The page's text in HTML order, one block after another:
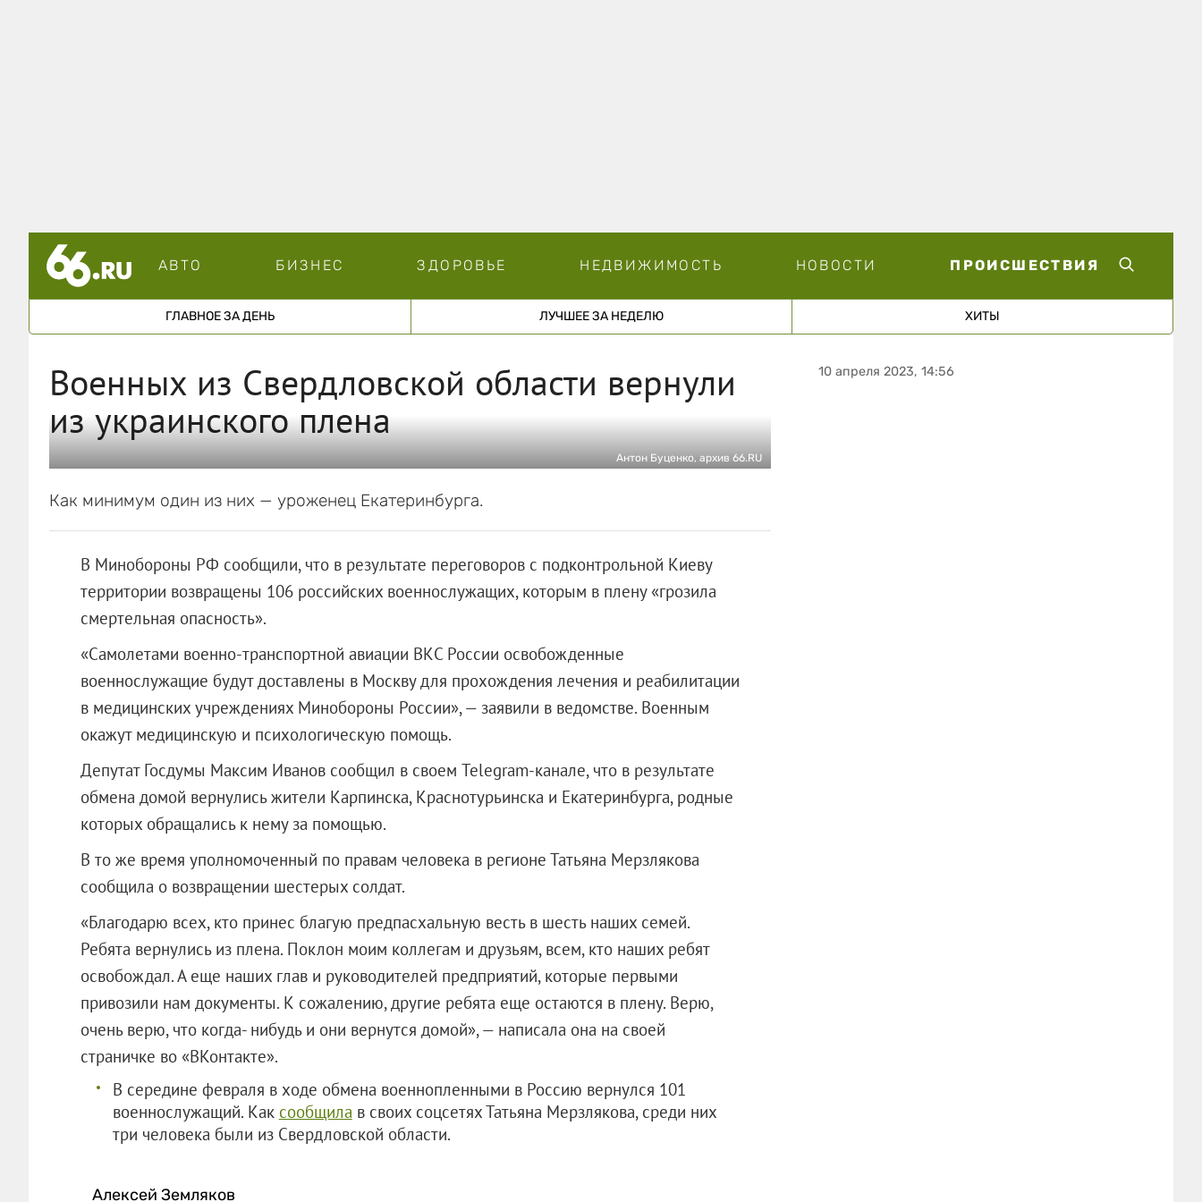
АВТО БИЗНЕС ЗДОРОВЬЕ НЕДВИЖИМОСТЬ НОВОСТИ ПРОИСШЕСТВИЯ
ГЛАВНОЕ ЗА ДЕНЬ ЛУЧШЕЕ ЗА НЕДЕЛЮ ХИТЫ
Военных из Свердловской области вернули
из украинского плена
Антон Буценко, архив 66.RU
Как минимум один из них — уроженец Екатеринбурга.
В Минобороны РФ сообщили, что в результате переговоров с подконтрольной Киеву
территории возвращены 106 российских военнослужащих, которым в плену «грозила
смертельная опасность».
«Самолетами военно-транспортной авиации ВКС России освобожденные
военнослужащие будут доставлены в Москву для прохождения лечения и реабилитации
в медицинских учреждениях Минобороны России», — заявили в ведомстве. Военным
окажут медицинскую и психологическую помощь.
Депутат Госдумы Максим Иванов сообщил в своем Telegram-канале, что в результате
обмена домой вернулись жители Карпинска, Краснотурьинска и Екатеринбурга, родные
которых обращались к нему за помощью.
В то же время уполномоченный по правам человека в регионе Татьяна Мерзлякова
сообщила о возвращении шестерых солдат.
«Благодарю всех, кто принес благую предпасхальную весть в шесть наших семей.
Ребята вернулись из плена. Поклон моим коллегам и друзьям, всем, кто наших ребят
освобождал. А еще наших глав и руководителей предприятий, которые первыми
привозили нам документы. К сожалению, другие ребята еще остаются в плену. Верю,
очень верю, что когда- нибудь и они вернутся домой», — написала она на своей
страничке во «ВКонтакте».
В середине февраля в ходе обмена военнопленными в Россию вернулся 101
военнослужащий. Как сообщила в своих соцсетях Татьяна Мерзлякова, среди них
три человека были из Свердловской области.
Алексей Земляков
10 апреля 2023, 14:56